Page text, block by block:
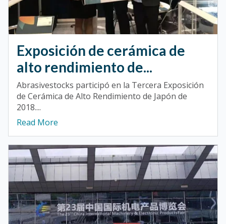
Exposición de cerámica de
alto rendimiento de...
Abrasivestocks participó en la Tercera Exposición
de Cerámica de Alto Rendimiento de Japón de
2018....
Read More